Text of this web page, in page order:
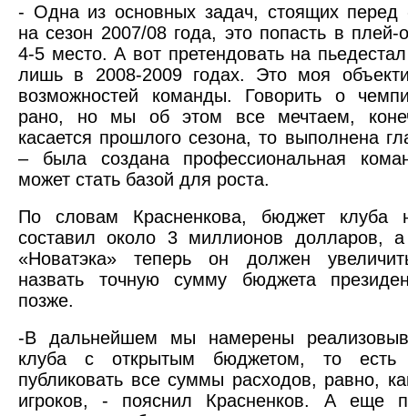
- Одна из основных задач, стоящих перед
на сезон 2007/08 года, это попасть в
4-5 место. А вот претендовать на
лишь в 2008-2009 годах. Это моя
возможностей команды. Говорить о
рано, но мы об этом все мечтаем,
касается прошлого сезона, то выполнена
– была создана профессиональная
может стать базой для роста.
По словам Красненкова, бюджет клуба
составил около 3 миллионов долларов,
«Новатэка» теперь он должен
назвать точную сумму бюджета
позже.
-В дальнейшем мы намерены
клуба с открытым бюджетом, то есть
публиковать все суммы расходов, равно,
игроков, - пояснил Красненков. А еще